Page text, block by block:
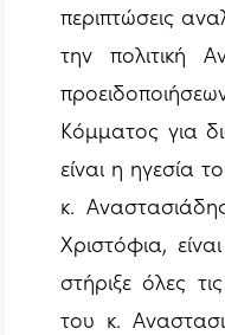
περιπτώσεις
την πολιτική
Κόμματος για
είναι η ηγεσία
κ.
Χριστόφια,
στήριξε όλες
του κ.